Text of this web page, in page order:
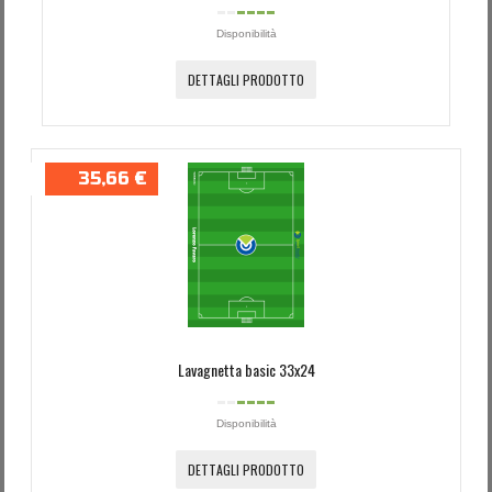
Disponibilità
DETTAGLI PRODOTTO
35,66 €
Lavagnetta basic 33x24
Disponibilità
DETTAGLI PRODOTTO